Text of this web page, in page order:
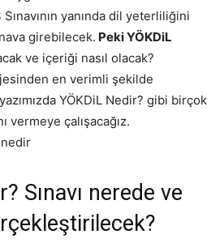
Sınavının yanında dil yeterliliğini
girebilecek. Peki YÖKDiL
ve içeriği nasıl olacak?
en verimli şekilde
YÖKDiL Nedir? gibi birçok
vermeye çalışacağız.
Sınavı nerede ve